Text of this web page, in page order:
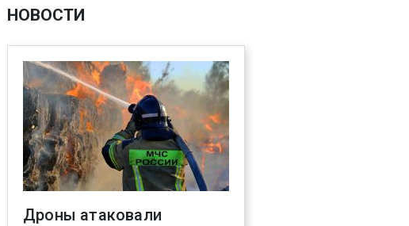
НОВОСТИ
Дроны атаковали